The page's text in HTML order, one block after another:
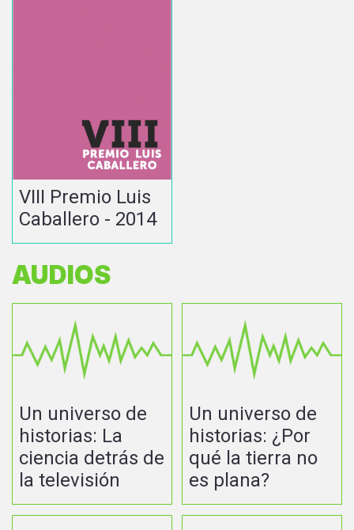
VIII Premio Luis
Caballero - 2014
AUDIOS
Un universo de
historias: La
ciencia detrás de
la televisión
Un universo de
historias: ¿Por
qué la tierra no
es plana?